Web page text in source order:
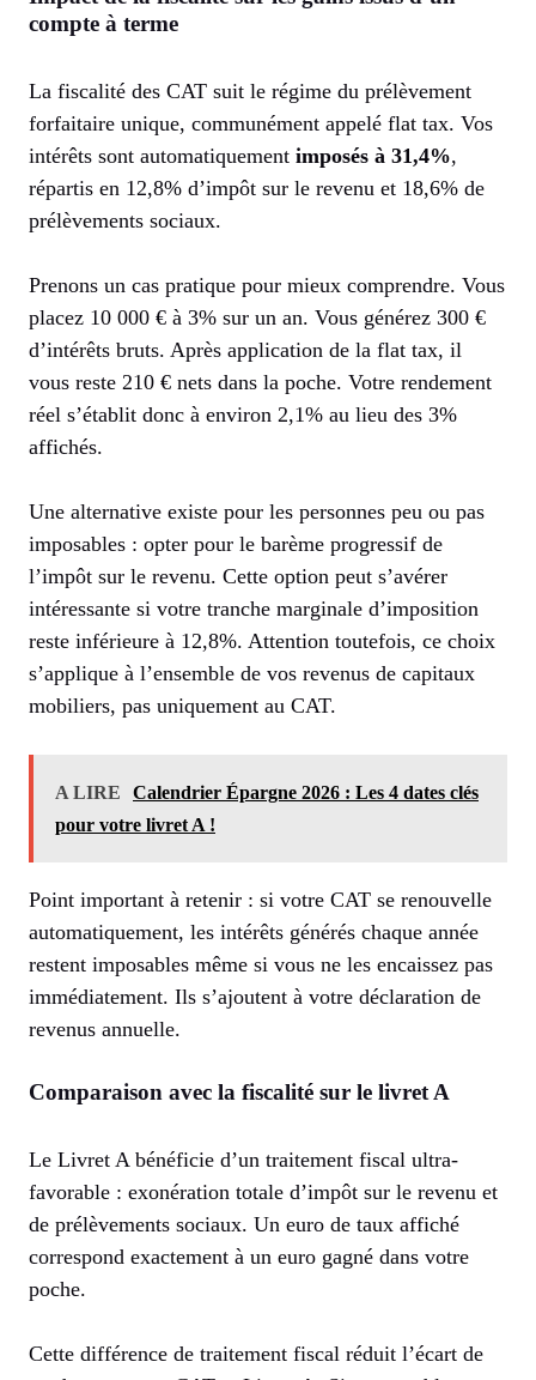
compte à terme
La fiscalité des CAT suit le régime du prélèvement
forfaitaire unique, communément appelé flat tax. Vos
intérêts sont automatiquement imposés à 31,4%,
répartis en 12,8% d’impôt sur le revenu et 18,6% de
prélèvements sociaux.
Prenons un cas pratique pour mieux comprendre. Vous
placez 10 000 € à 3% sur un an. Vous générez 300 €
d’intérêts bruts. Après application de la flat tax, il
vous reste 210 € nets dans la poche. Votre rendement
réel s’établit donc à environ 2,1% au lieu des 3%
affichés.
Une alternative existe pour les personnes peu ou pas
imposables : opter pour le barème progressif de
l’impôt sur le revenu. Cette option peut s’avérer
intéressante si votre tranche marginale d’imposition
reste inférieure à 12,8%. Attention toutefois, ce choix
s’applique à l’ensemble de vos revenus de capitaux
mobiliers, pas uniquement au CAT.
A LIRE
Calendrier Épargne 2026 : Les 4 dates clés
pour votre livret A !
Point important à retenir : si votre CAT se renouvelle
automatiquement, les intérêts générés chaque année
restent imposables même si vous ne les encaissez pas
immédiatement. Ils s’ajoutent à votre déclaration de
revenus annuelle.
Comparaison avec la fiscalité sur le livret A
Le Livret A bénéficie d’un traitement fiscal ultra-
favorable : exonération totale d’impôt sur le revenu et
de prélèvements sociaux. Un euro de taux affiché
correspond exactement à un euro gagné dans votre
poche.
Cette différence de traitement fiscal réduit l’écart de